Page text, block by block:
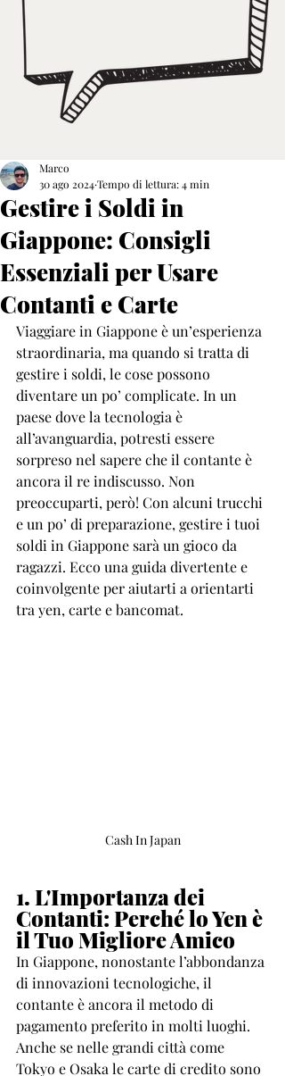
Gestire i Soldi in
Giappone: Consigli
Essenziali per Usare
Contanti e Carte
Marco
30 ago 2024Tempo di lettura: 4 min
Viaggiare in Giappone è un’esperienza
straordinaria, ma quando si tratta di
gestire i soldi, le cose possono
diventare un po’ complicate. In un
paese dove la tecnologia è
all’avanguardia, potresti essere
sorpreso nel sapere che il contante è
ancora il re indiscusso. Non
preoccuparti, però! Con alcuni trucchi
e un po’ di preparazione, gestire i tuoi
soldi in Giappone sarà un gioco da
ragazzi. Ecco una guida divertente e
coinvolgente per aiutarti a orientarti
tra yen, carte e bancomat.
Cash In Japan
1. L'Importanza dei
Contanti: Perché lo Yen è
il Tuo Migliore Amico
In Giappone, nonostante l’abbondanza
di innovazioni tecnologiche, il
contante è ancora il metodo di
pagamento preferito in molti luoghi.
Anche se nelle grandi città come
Tokyo e Osaka le carte di credito sono